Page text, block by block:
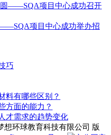
——SQA项目中心成功召开
项目中心成功举办招
巧
料有哪些区别？
方面的能力？
才需求的趋势变化
想环球教育科技有限公司 版